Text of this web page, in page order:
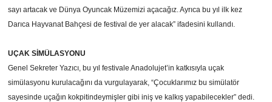
sayı artacak ve Dünya Oyuncak Müzemizi açacağız. Ayrıca bu yıl ilk kez
Darıca Hayvanat Bahçesi de festival de yer alacak” ifadesini kullandı.
UÇAK SİMÜLASYONU
Genel Sekreter Yazıcı, bu yıl festivale Anadolujet’in katkısıyla uçak
simülasyonu kurulacağını da vurgulayarak, “Çocuklarımız bu simülatör
sayesinde uçağın kokpitindeymişler gibi iniş ve kalkış yapabilecekler” dedi.